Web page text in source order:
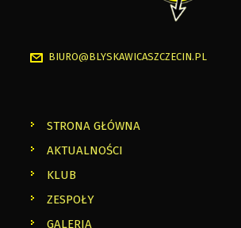
BIURO@BLYSKAWICASZCZECIN.PL
STRONA GŁÓWNA
AKTUALNOŚCI
KLUB
ZESPOŁY
GALERIA